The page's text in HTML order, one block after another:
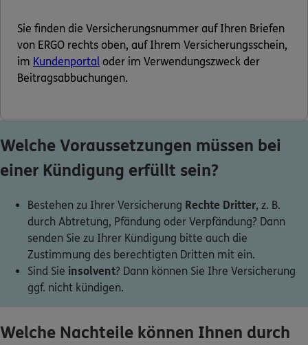
Schaden- oder Leistungsfall melden
Bequem online oder telefonisch.
Kundenportal Log-in
Sie finden die Versicherungsnummer auf Ihren Briefen
von ERGO rechts oben, auf Ihrem Versicherungsschein,
im Kundenportal oder im Verwendungszweck der
Beitragsabbuchungen.
Welche Voraussetzungen müssen bei
einer Kündigung erfüllt sein?
Bestehen zu Ihrer Versicherung Rechte Dritter, z. B.
durch Abtretung, Pfändung oder Verpfändung? Dann
senden Sie zu Ihrer Kündigung bitte auch die
Zustimmung des berechtigten Dritten mit ein.
Sind Sie insolvent? Dann können Sie Ihre Versicherung
ggf. nicht kündigen.
Welche Nachteile können Ihnen durch